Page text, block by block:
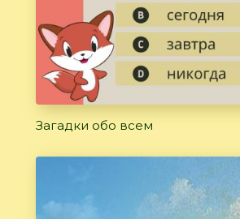
Загадки обо всем